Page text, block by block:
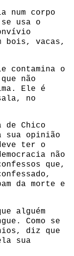
num corpo
usa o
bois, vacas,
contamina o
não
Ele é
no
de Chico
sua opinião
ter o
não
que,
da morte e
alguém
Como se
diz que
sua